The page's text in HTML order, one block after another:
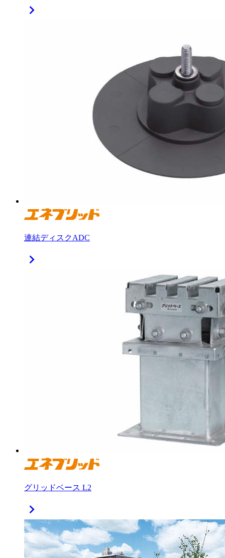
chevron_right
連結ディスクADC
chevron_right
グリッドベース L2
chevron_right